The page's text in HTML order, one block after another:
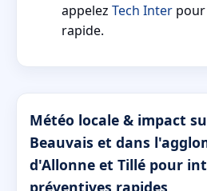
appelez Tech Inter
rapide.
Météo locale & impact
Beauvais et dans
d'Allonne et Tillé pour
préventives rapides